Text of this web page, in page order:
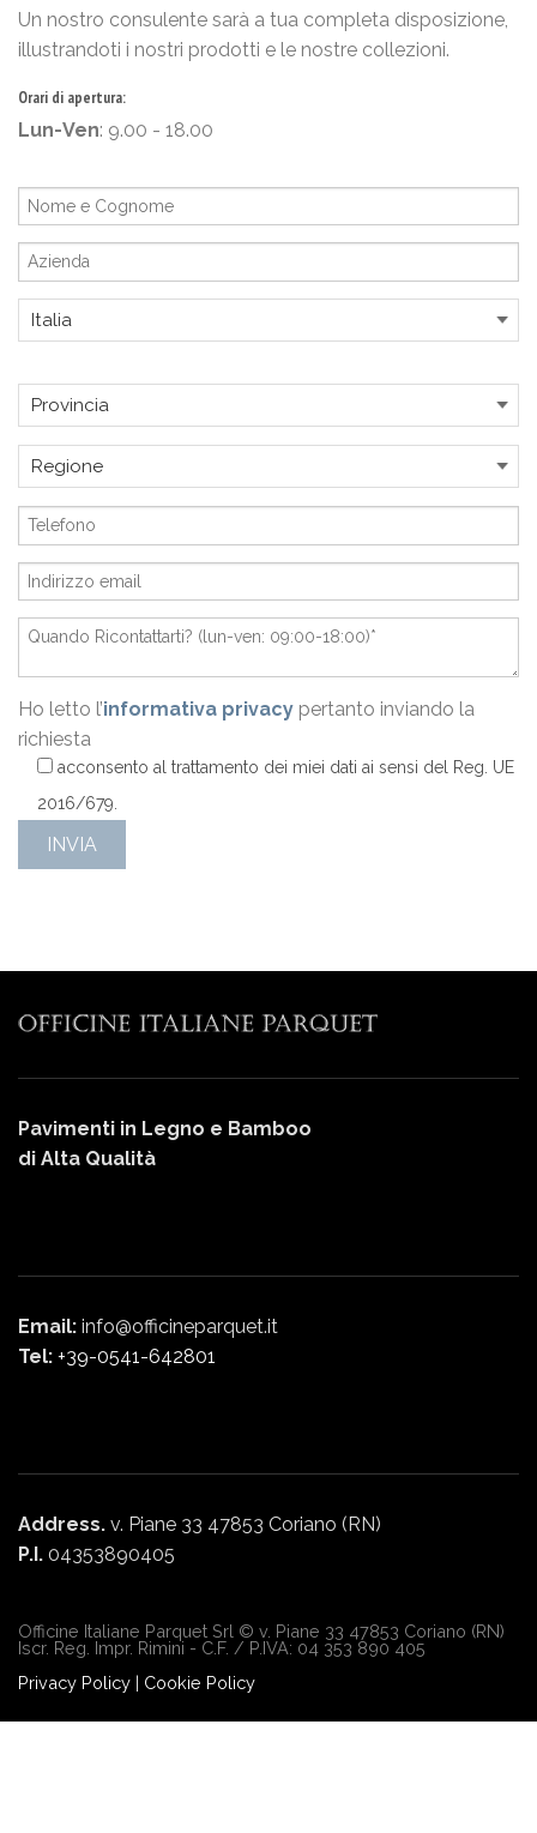
Un nostro consulente sarà a tua completa disposizione,
illustrandoti i nostri prodotti e le nostre collezioni.
Orari di apertura:
Lun-Ven: 9.00 - 18.00
Ho letto l’informativa privacy pertanto inviando la
richiesta
acconsento al trattamento dei miei dati ai sensi del Reg. UE
2016/679.
Pavimenti in Legno e Bamboo
di Alta Qualità
Email: info@officineparquet.it
Tel: +39-0541-642801
Address. v. Piane 33 47853 Coriano (RN)
P.I. 04353890405
Officine Italiane Parquet Srl © v. Piane 33 47853 Coriano (RN)
Iscr. Reg. Impr. Rimini - C.F. / P.IVA: 04 353 890 405
Privacy Policy | Cookie Policy